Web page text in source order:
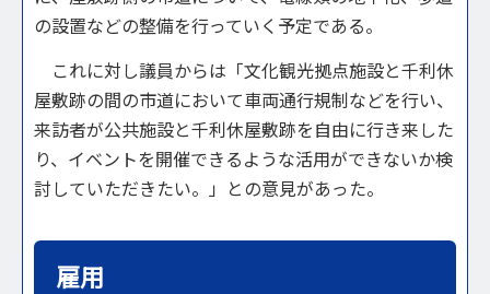
の設置などの整備を行っていく予定である。
これに対し議員からは「文化観光拠点施設と千利休
屋敷跡の間の市道において車両通行規制などを行い、
来訪者が公共施設と千利休屋敷跡を自由に行き来した
り、イベントを開催できるような活用ができないか検
討していただきたい。」との意見があった。
雇用